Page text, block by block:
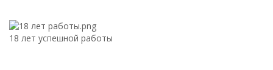
18 лет успешной работы